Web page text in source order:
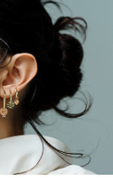
に
限
ら
せ
て
い
た
せ
ん。